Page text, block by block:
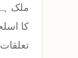
کا